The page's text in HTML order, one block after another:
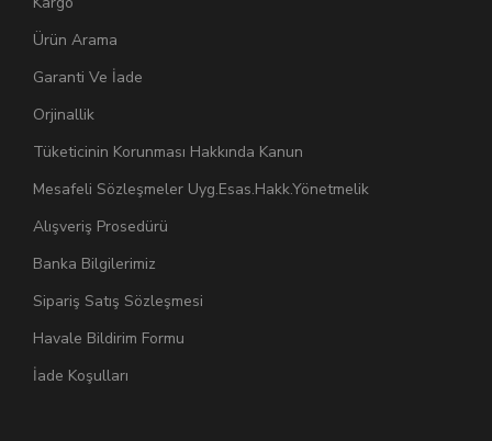
Ürün Arama
Garanti Ve İade
Orjinallik
Tüketicinin Korunması Hakkında Kanun
Mesafeli Sözleşmeler Uyg.Esas.Hakk.Yönetmelik
Alışveriş Prosedürü
Banka Bilgilerimiz
Sipariş Satış Sözleşmesi
Havale Bildirim Formu
İade Koşulları